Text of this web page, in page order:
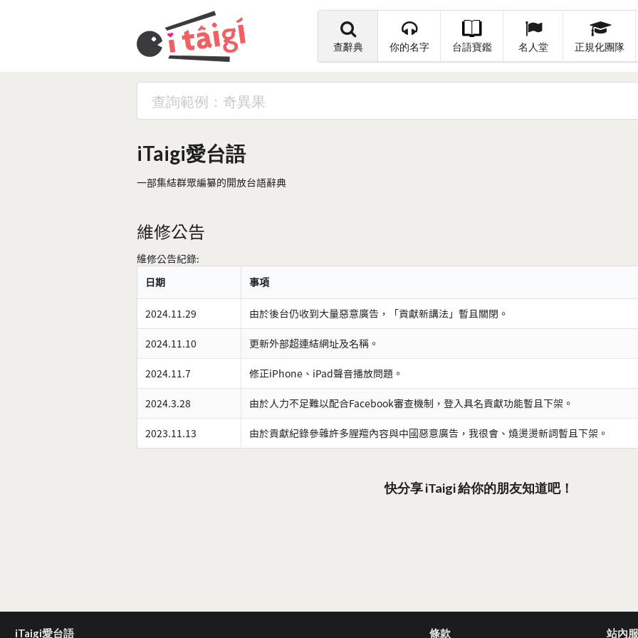
查辭典 你的名字 台語寶鑑 名人堂 正規化團隊
iTaigi愛台語
一部集結群眾編纂的開放台語辭典
維修公告
維修公告紀錄:
日期
事項
2024.11.29 由於後台仍收到大量惡意廣告，「貢獻新講法」暫且關閉。
2024.11.10 更新外部超連結網址及名稱。
2024.11.7 修正iPhone、iPad聲音播放問題。
2024.3.28 由於人力不足難以配合Facebook審查機制，登入具名貢獻功能暫且下架。
2023.11.13 由於貢獻紀錄參雜許多腥羶內容與中國惡意廣告，我很會、燒燙燙新詞暫且下架。
快分享 iTaigi 給你的朋友知道吧！
iTaigi愛台語 條款 站內